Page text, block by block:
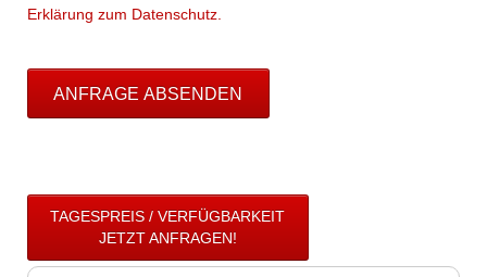
Erklärung zum Datenschutz.
ANFRAGE ABSENDEN
TAGESPREIS / VERFÜGBARKEIT
JETZT ANFRAGEN!